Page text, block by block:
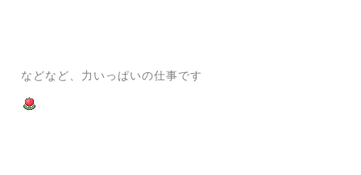
などなど、力いっぱいの仕事です